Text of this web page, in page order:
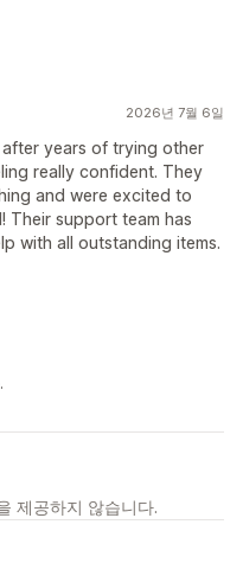
2026년 7월 6일
years of trying other
really confident. They
and were excited to
Their support team has
with all outstanding items.
제공하지 않습니다.